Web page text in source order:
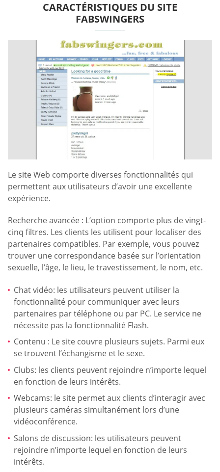
CARACTÉRISTIQUES DU SITE
FABSWINGERS
Le site Web comporte diverses fonctionnalités qui
permettent aux utilisateurs d’avoir une excellente
expérience.
Recherche avancée : L’option comporte plus de vingt-
cinq filtres. Les clients les utilisent pour localiser des
partenaires compatibles. Par exemple, vous pouvez
trouver une correspondance basée sur l’orientation
sexuelle, l’âge, le lieu, le travestissement, le nom, etc.
Chat vidéo: les utilisateurs peuvent utiliser la
fonctionnalité pour communiquer avec leurs
partenaires par téléphone ou par PC. Le service ne
nécessite pas la fonctionnalité Flash.
Contenu : Le site couvre plusieurs sujets. Parmi eux
se trouvent l’échangisme et le sexe.
Clubs: les clients peuvent rejoindre n’importe lequel
en fonction de leurs intérêts.
Webcams: le site permet aux clients d’interagir avec
plusieurs caméras simultanément lors d’une
vidéoconférence.
Salons de discussion: les utilisateurs peuvent
rejoindre n’importe lequel en fonction de leurs
intérêts.